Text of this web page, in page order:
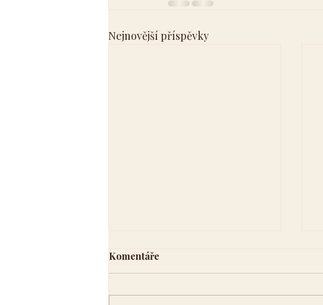
Nejnovější příspěvky
Komentáře